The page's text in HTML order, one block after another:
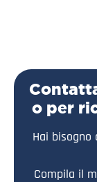
o per
Hai
Compila il